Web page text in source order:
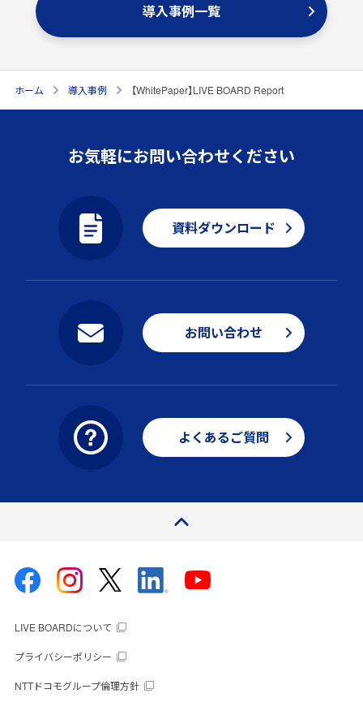
導入事例一覧
ホーム 導入事例 【WhitePaper】LIVE BOARD Report
お気軽にお問い合わせください
資料ダウンロード
お問い合わせ
よくあるご質問
LIVE BOARDについて
プライバシーポリシー
NTTドコモグループ倫理方針